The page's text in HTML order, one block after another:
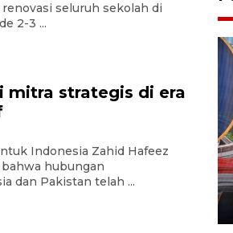
seluruh sekolah di
2-3 ...
mitra strategis di era
Indonesia Zahid Hafeez
hubungan
dan Pakistan telah ...
V DPR tinjau
sebidang di
Bogor